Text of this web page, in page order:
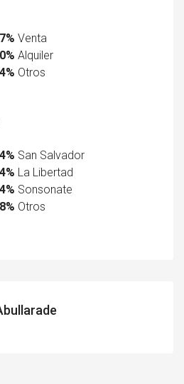
Venta
Alquiler
Otros
San Salvador
La Libertad
Sonsonate
Otros